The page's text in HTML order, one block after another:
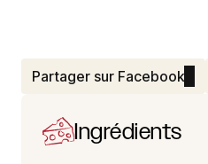
Partager sur Facebook
Ingrédients